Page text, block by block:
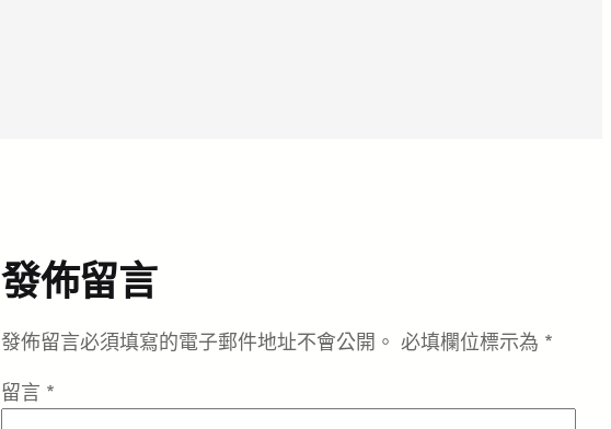
發佈留言
發佈留言必須填寫的電子郵件地址不會公開。 必填欄位標示為 *
留言 *